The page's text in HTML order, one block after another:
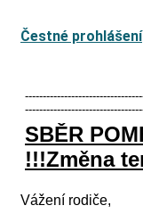
Čestné prohlášení
SBĚR
!!!Změna
Vážení rodiče,